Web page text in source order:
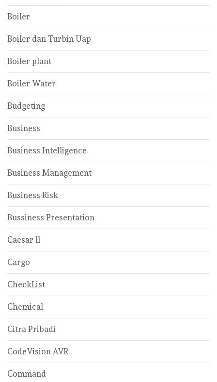
Boiler
Boiler dan Turbin Uap
Boiler plant
Boiler Water
Budgeting
Business
Business Intelligence
Business Management
Business Risk
Bussiness Presentation
Caesar ll
Cargo
CheckList
Chemical
Citra Pribadi
CodeVision AVR
Command